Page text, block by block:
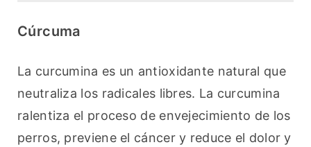
Cúrcuma
La curcumina es un antioxidante natural que
neutraliza los radicales libres. La curcumina
ralentiza el proceso de envejecimiento de los
perros, previene el cáncer y reduce el dolor y